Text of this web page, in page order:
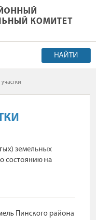
КОМИТЕТ
НАЙТИ
земельных
состоянию на
Пинского района